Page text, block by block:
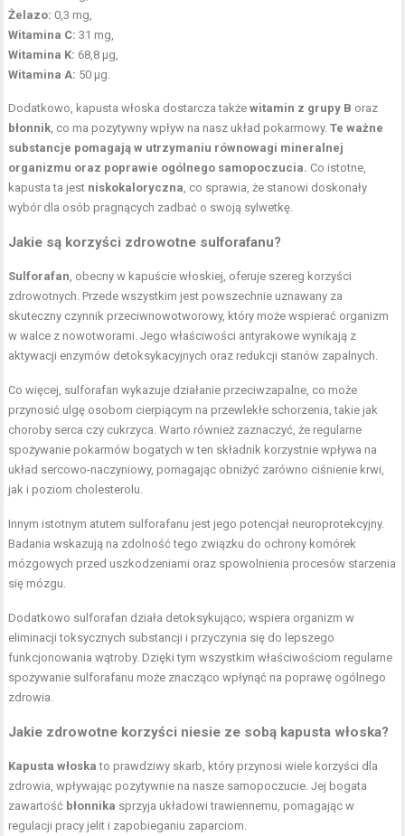
Żelazo: 0,3 mg,
Witamina C: 31 mg,
Witamina K: 68,8 µg,
Witamina A: 50 µg.
Dodatkowo, kapusta włoska dostarcza takżewitamin z grupy B oraz
błonnik, co ma pozytywny wpływ na nasz układ pokarmowy.Te ważne
substancje pomagają w utrzymaniu równowagi mineralnej
organizmu oraz poprawie ogólnego samopoczucia. Co istotne,
kapusta ta jest niskokaloryczna, co sprawia, że stanowi doskonały
wybór dla osób pragnących zadbać o swoją sylwetkę.
Jakie są korzyści zdrowotne sulforafanu?
Sulforafan, obecny w kapuście włoskiej, oferuje szereg korzyści
zdrowotnych. Przede wszystkim jest powszechnie uznawany za
skuteczny czynnik przeciwnowotworowy, który może wspierać organizm
w walce z nowotworami. Jego właściwości antyrakowe wynikają z
aktywacji enzymów detoksykacyjnych oraz redukcji stanów zapalnych.
Co więcej, sulforafan wykazuje działanie przeciwzapalne, co może
przynosić ulgę osobom cierpiącym na przewlekłe schorzenia, takie jak
choroby serca czy cukrzyca. Warto również zaznaczyć, że regularne
spożywanie pokarmów bogatych w ten składnik korzystnie wpływa na
układ sercowo-naczyniowy, pomagając obniżyć zarówno ciśnienie krwi,
jak i poziom cholesterolu.
Innym istotnym atutem sulforafanu jest jego potencjał neuroprotekcyjny.
Badania wskazują na zdolność tego związku do ochrony komórek
mózgowych przed uszkodzeniami oraz spowolnienia procesów starzenia
się mózgu.
Dodatkowo sulforafan działa detoksykująco; wspiera organizm w
eliminacji toksycznych substancji i przyczynia się do lepszego
funkcjonowania wątroby. Dzięki tym wszystkim właściwościom regularne
spożywanie sulforafanu może znacząco wpłynąć na poprawę ogólnego
zdrowia.
Jakie zdrowotne korzyści niesie ze sobą kapusta włoska?
Kapusta włoska to prawdziwy skarb, który przynosi wiele korzyści dla
zdrowia, wpływając pozytywnie na nasze samopoczucie. Jej bogata
zawartość błonnika sprzyja układowi trawiennemu, pomagając w
regulacji pracy jelit i zapobieganiu zaparciom.